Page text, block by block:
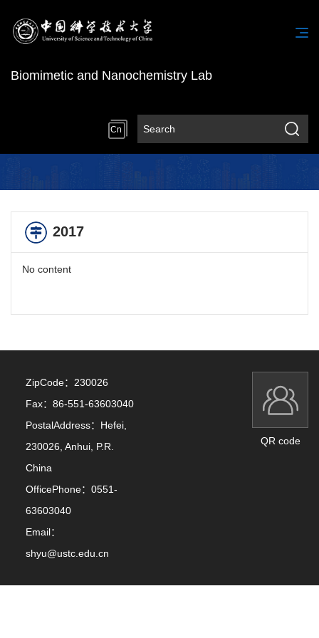
Biomimetic and Nanochemistry Lab
Cn
2017
No content
ZipCode： 230026
Fax： 86-551-63603040
PostalAddress： Hefei,
230026, Anhui, P.R.
China
OfficePhone： 0551-
63603040
Email：
shyu@ustc.edu.cn
QR code